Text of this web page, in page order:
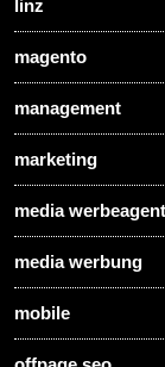
linz
magento
management
marketing
media
media werbung
mobile